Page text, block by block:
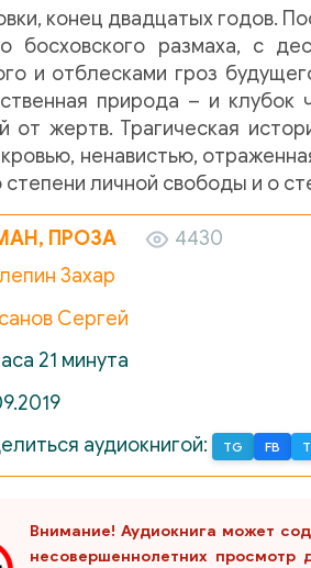
конец двадцатых годов.
босховского размаха, с
и отблесками гроз
природа – и клубок
от жертв. Трагическая
ненавистью,
степени личной свободы и о
ПРОЗА
4430
Захар
Сергей
21 минута
аудиокнигой:
TG FB
Внимание! Аудиокнига может
несовершеннолетних